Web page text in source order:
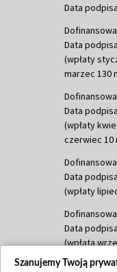
Data
Data
(wpłaty
marzec 130
Data
(wpłaty
czerwiec 10
Data
(wpłaty
Data
(wpłata
Szanujemy Twoją